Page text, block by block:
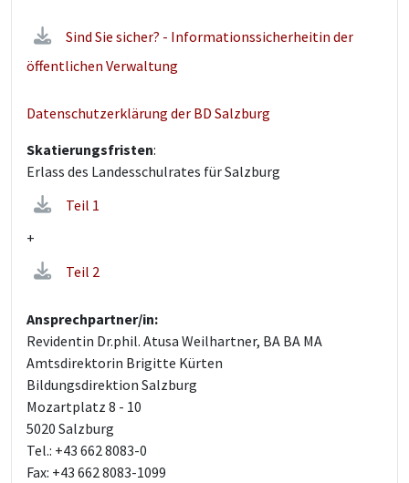
Sind Sie sicher? - Informationssicherheitin der
öffentlichen Verwaltung
Datenschutzerklärung der BD Salzburg
Skatierungsfristen:
Erlass des Landesschulrates für Salzburg
Teil 1
+
Teil 2
Ansprechpartner/in:
Revidentin Dr.phil. Atusa Weilhartner, BA BA MA
Amtsdirektorin Brigitte Kürten
Bildungsdirektion Salzburg
Mozartplatz 8 - 10
5020 Salzburg
Tel.: +43 662 8083-0
Fax: +43 662 8083-1099